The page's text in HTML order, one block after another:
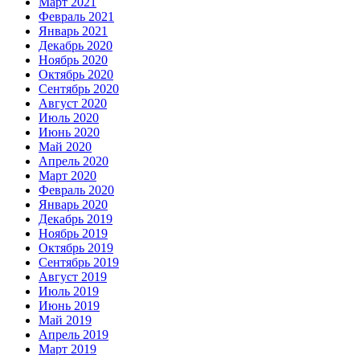
Февраль 2021
Январь 2021
Декабрь 2020
Ноябрь 2020
Октябрь 2020
Сентябрь 2020
Август 2020
Июль 2020
Июнь 2020
Май 2020
Апрель 2020
Март 2020
Февраль 2020
Январь 2020
Декабрь 2019
Ноябрь 2019
Октябрь 2019
Сентябрь 2019
Август 2019
Июль 2019
Июнь 2019
Май 2019
Апрель 2019
Март 2019